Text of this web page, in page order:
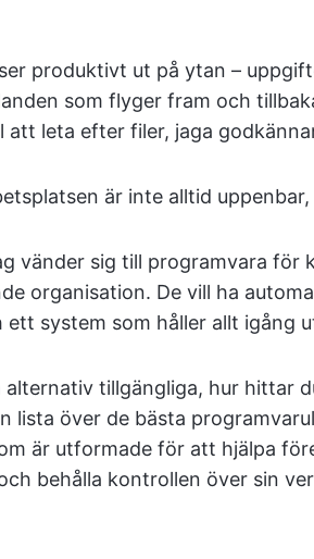
produktivt ut på ytan –
som flyger fram och
leta efter filer, jaga
är inte alltid
vänder sig till programvara för
organisation. De vill ha
system som håller allt igång
alternativ tillgängliga, hur hittar
lista över de bästa
är utformade för att hjälpa
behålla kontrollen över sin